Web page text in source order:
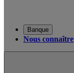
Banque
Nous connaître